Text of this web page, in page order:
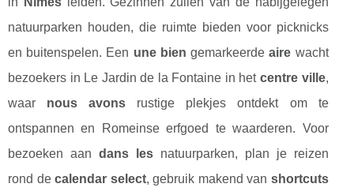
natuurparken houden, die ruimte bieden voor picknicks
en buitenspelen. Een une bien gemarkeerdeaire wacht
bezoekers in Le Jardin de la Fontaine in hetcentre ville,
waar nous avons rustige plekjes ontdekt om te
ontspannen en Romeinse erfgoed te waarderen. Voor
bezoeken aan dans lesnatuurparken, plan je reizen
rond decalendar select, gebruik makend van shortcuts